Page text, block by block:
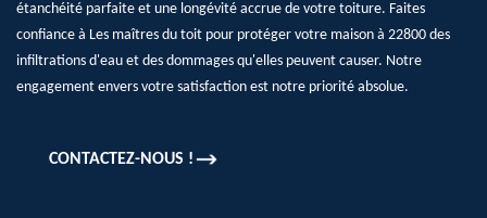
étanchéité parfaite et une longévité accrue de votre toiture. Faites
confiance à Les maîtres du toit pour protéger votre maison à 22800 des
infiltrations d'eau et des dommages qu'elles peuvent causer. Notre
engagement envers votre satisfaction est notre priorité absolue.
CONTACTEZ-NOUS !